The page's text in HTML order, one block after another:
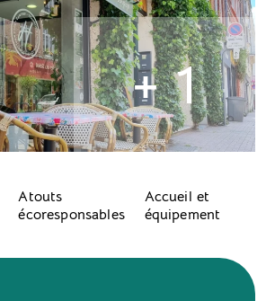
+ 1
Atouts
écoresponsables
Accueil et
équipement